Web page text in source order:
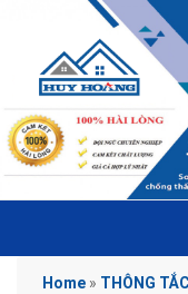
Home » THÔNG TẮC